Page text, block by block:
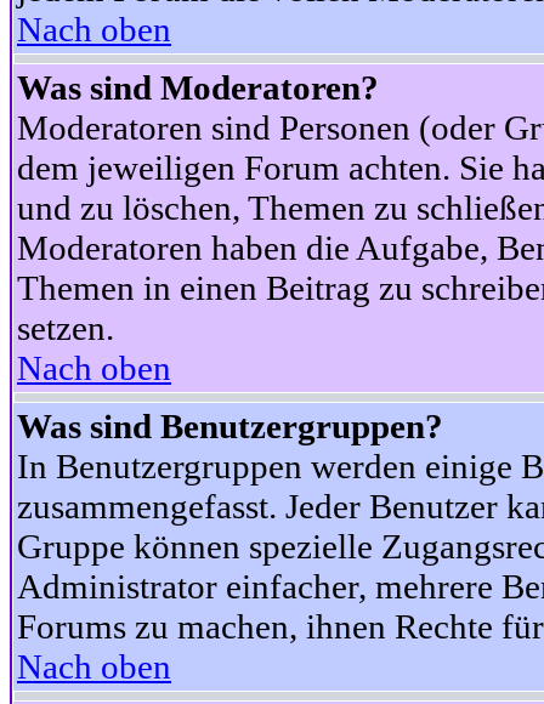
Nach oben
Was sind Moderatoren?
Moderatoren sind Personen (oder
dem jeweiligen Forum achten. Sie
und zu löschen, Themen zu
Moderatoren haben die Aufgabe,
Themen in einen Beitrag zu
setzen.
Nach oben
Was sind Benutzergruppen?
In Benutzergruppen werden einige
zusammengefasst. Jeder Benutzer
Gruppe können spezielle
Administrator einfacher, mehrere
Forums zu machen, ihnen Rechte
Nach oben